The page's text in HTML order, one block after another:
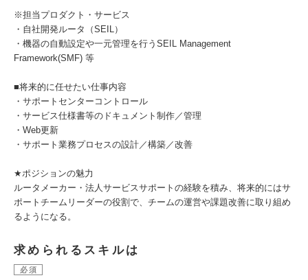
※担当プロダクト・サービス
・自社開発ルータ（SEIL）
・機器の自動設定や一元管理を行うSEIL Management
Framework(SMF) 等
■将来的に任せたい仕事内容
・サポートセンターコントロール
・サービス仕様書等のドキュメント制作／管理
・Web更新
・サポート業務プロセスの設計／構築／改善
★ポジションの魅力
ルータメーカー・法人サービスサポートの経験を積み、将来的にはサ
ポートチームリーダーの役割で、チームの運営や課題改善に取り組め
るようになる。
求められるスキルは
必須